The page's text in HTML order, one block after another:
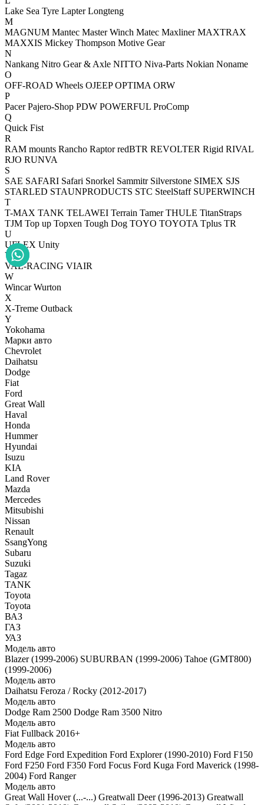
Lake Sea Tyre Lapter Longteng
M
MAGNUM Mantec Master Winch Matec Maxliner MAXTRAX
MAXXIS Mickey Thompson Motive Gear
N
Nankang Nitro Gear & Axle NITTO Niva-Parts Nokian Noname
O
OFF-ROAD Wheels OJEEP OPTIMA ORW
P
Pacer Pajero-Shop PDW POWERFUL ProComp
Q
Quick Fist
R
RAM mounts Rancho Raptor redBTR REVOLTER Rigid RIVAL
RJO RUNVA
S
SAE SAFARI Safari Snorkel Sammitr Silverstone SIMEX SJS
STARLED STAUNPRODUCTS STC SteelStaff SUPERWINCH
T
T-MAX TANK TELAWEI Terrain Tamer THULE TitanStraps
TJM Top up Topxen Tough Dog TOYO TOYOTA Tplus TR
U
UFLEX Unity
V
VAL-RACING VIAIR
W
Wincar Wurton
X
X-Treme Outback
Y
Yokohama
Марки авто
Chevrolet
Daihatsu
Dodge
Fiat
Ford
Great Wall
Haval
Honda
Hummer
Hyundai
Isuzu
KIA
Land Rover
Mazda
Mercedes
Mitsubishi
Nissan
Renault
SsangYong
Subaru
Suzuki
Tagaz
TANK
Toyota
Toyota
ВАЗ
ГАЗ
УАЗ
Модель авто
Blazer (1999-2006) SUBURBAN (1999-2006) Tahoe (GMT800)
(1999-2006)
Модель авто
Daihatsu Feroza / Rocky (2012-2017)
Модель авто
Dodge Ram 2500 Dodge Ram 3500 Nitro
Модель авто
Fiat Fullback 2016+
Модель авто
Ford Edge Ford Expedition Ford Explorer (1990-2010) Ford F150
Ford F250 Ford F350 Ford Focus Ford Kuga Ford Maverick (1998-
2004) Ford Ranger
Модель авто
Great Wall Hover (...-...) Greatwall Deer (1996-2013) Greatwall